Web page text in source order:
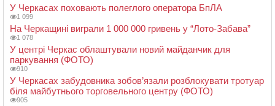
У Черкасах поховають полеглого оператора БпЛА
1 099
На Черкащині виграли 1 000 000 гривень у “Лото-Забава”
1 078
У центрі Черкас облаштували новий майданчик для
паркування (ФОТО)
910
У Черкасах забудовника зобов’язали розблокувати тротуар
біля майбутнього торговельного центру (ФОТО)
905